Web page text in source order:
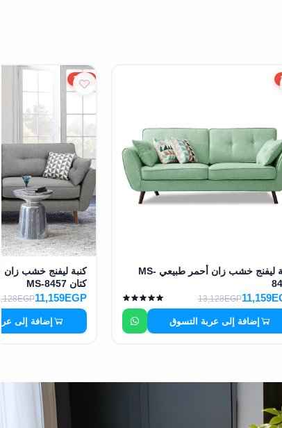
كنبة ليفنج خشب زان أحمر طبيعي MS-
13,128EGP
إضافة إلى عربة التسوق
15%
كنبة ليفنج خشب
كتان MS-8457
11,159EGP
إضافة إلى